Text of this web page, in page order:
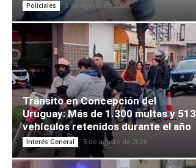
Policiales 5 de agosto de 2026
Tránsito en Concepción del
Uruguay: Más de 1.300 multas y 513
vehículos retenidos durante el año
Interés General 5 de agosto de 2026